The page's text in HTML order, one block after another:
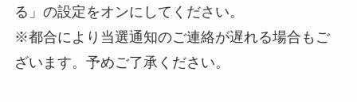
る」の設定をオンにしてください。
※都合により当選通知のご連絡が遅れる場合もご
ざいます。予めご了承ください。